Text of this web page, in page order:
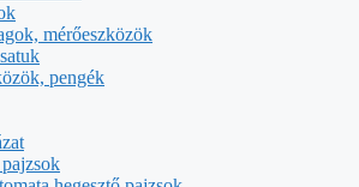
mérőeszközök
pengék